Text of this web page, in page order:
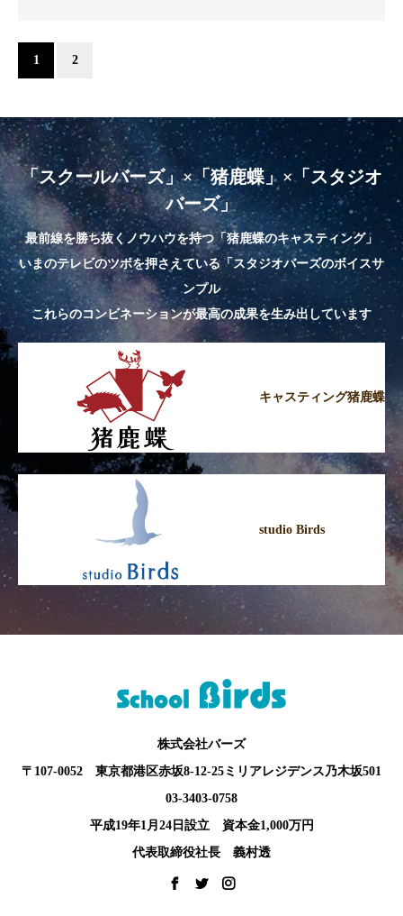
1 2
「スクールバーズ」×「猪鹿蝶」×「スタジオ
バーズ」
最前線を勝ち抜くノウハウを持つ「猪鹿蝶のキャスティング」
いまのテレビのツボを押さえている「スタジオバーズのボイスサ
ンプル
これらのコンビネーションが最高の成果を生み出しています
キャスティング猪鹿蝶
studio Birds
株式会社バーズ
〒107-0052 東京都港区赤坂8-12-25ミリアレジデンス乃木坂501
03-3403-0758
平成19年1月24日設立 資本金1,000万円
代表取締役社長 義村透